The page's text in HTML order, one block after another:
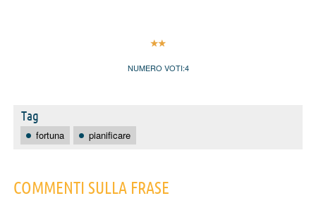
NUMERO VOTI:4
Tag
fortuna pianificare
COMMENTI SULLA FRASE